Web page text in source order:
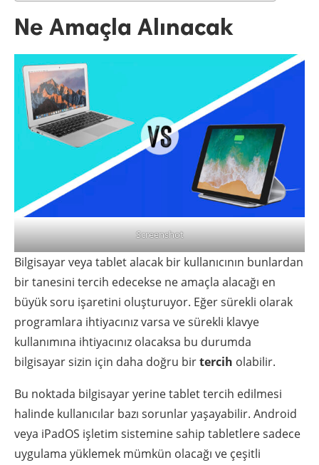
Ne Amaçla Alınacak
Screenshot
Bilgisayar veya tablet alacak bir kullanıcının bunlardan
bir tanesini tercih edecekse ne amaçla alacağı en
büyük soru işaretini oluşturuyor. Eğer sürekli olarak
programlara ihtiyacınız varsa ve sürekli klavye
kullanımına ihtiyacınız olacaksa bu durumda
bilgisayar sizin için daha doğru birtercih olabilir.
Bu noktada bilgisayar yerine tablet tercih edilmesi
halinde kullanıcılar bazı sorunlar yaşayabilir. Android
veya iPadOS işletim sistemine sahip tabletlere sadece
uygulama yüklemek mümkün olacağı ve çeşitli